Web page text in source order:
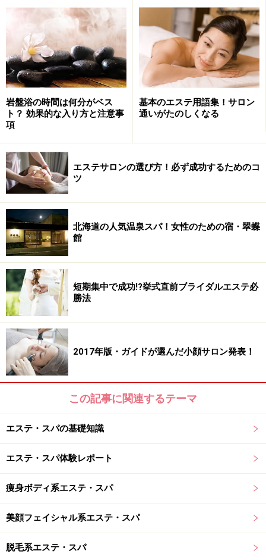
ガイド：
エベッラはアラサーの男性顧客が随分多いそう
ですが、男性にはフェイシャルとボディ、どちらが人気
ですか？
男性に好まれるのはフェイシャルメニュー
清水氏：フェイシャルが人気ですね。
ガイド：フェイシャルですか!? てっきり体のマッサージ
がウケてるんだと思いました。
清水：体は整体や指圧でメンテナンスしているから、フ
ェイシャルを受けたいとおっしゃる方がとても多いで
おそらく“エステならではの快適さ”が求められているん
だと思います。女性と同じように肌の乾燥やたるみなど
お悩みを持つ方もいらっしゃいますよ。
ガイド： なるほどー。男性向けのフェイシャルと女性向
けのフェイシャルでは内容が異なるんですか？
岩盤浴の時間は何分がベス
ト？ 効果的な入り方と注意事
項
基本のエステ用語集！サロン
通いがたのしくなる
エステサロンの選び方！必ず成功するためのコ
ツ
北海道の人気温泉スパ！女性のための宿・翠蝶
館
短期集中で成功!?挙式直前ブライダルエステ必
勝法
2017年版・ガイドが選んだ小顔サロン発表！
この記事に関連するテーマ
エステ・スパの基礎知識
エステ・スパ体験レポート
痩身ボディ系エステ・スパ
美顔フェイシャル系エステ・スパ
脱毛系エステ・スパ